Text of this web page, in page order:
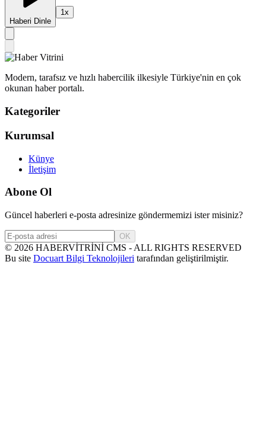
Haberi Dinle
1x
Modern, tarafsız ve hızlı habercilik ilkesiyle Türkiye'nin en çok
okunan haber portalı.
Kategoriler
Kurumsal
Künye
İletişim
Abone Ol
Güncel haberleri e-posta adresinize göndermemizi ister misiniz?
OK
© 2026 HABERVİTRİNİ CMS - ALL RIGHTS RESERVED
Bu site Docuart Bilgi Teknolojileri tarafından geliştirilmiştir.